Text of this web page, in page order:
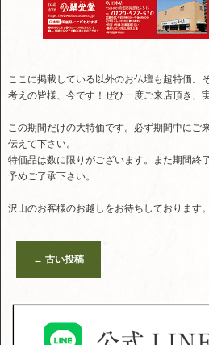
ここに掲載している以外のお仏壇も超特価
考えの皆様、今です！ぜひ一度ご来店頂き、
この期間だけの大特価です。必ず期間中にご
伝えて下さい。
特価品は数に限りがございます。また期間終
予めご了承下さい。
沢山のお客様のお越しをお待ちしております。
← 古い投稿